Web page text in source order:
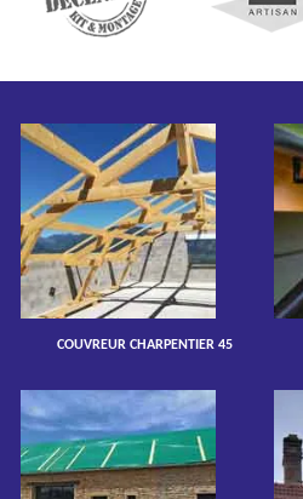
COUVREUR CHARPENTIER 45